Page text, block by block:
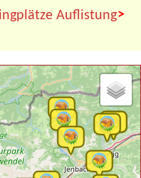
Auflistung>